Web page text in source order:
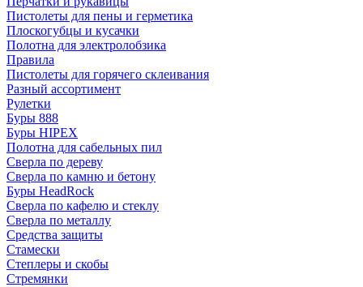
Пистолеты для пены и герметика
Плоскогубцы и кусачки
Полотна для электролобзика
Правила
Пистолеты для горячего склеивания
Разный ассортимент
Рулетки
Буры 888
Буры HIPEX
Полотна для сабельных пил
Сверла по дереву
Сверла по камню и бетону
Буры HeadRock
Сверла по кафелю и стеклу
Сверла по металлу
Средства защиты
Стамески
Степлеры и скобы
Стремянки